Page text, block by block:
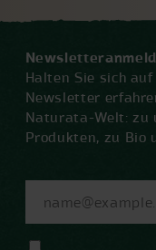
Halten Sie sich
Newsletter
Naturata-Welt: zu
Produkten, zu Bio